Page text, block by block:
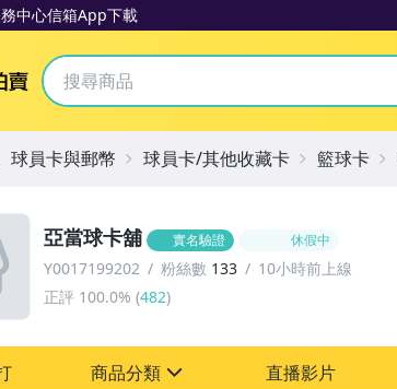
中心信箱App下載
Yahoo拍賣
亞當球卡舖 實名驗證 休假中
Y0017199202 粉絲數 133
10小時前上線
正評 100.0% (482)
商品分類 直播影片
球員卡與郵幣 球員卡/其他收藏卡 籃球卡